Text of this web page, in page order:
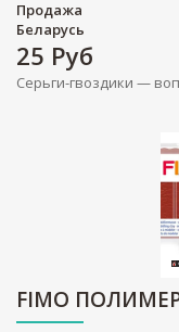
Продажа
Беларусь
25 Руб
Серьги-гвоздики —
FIMO